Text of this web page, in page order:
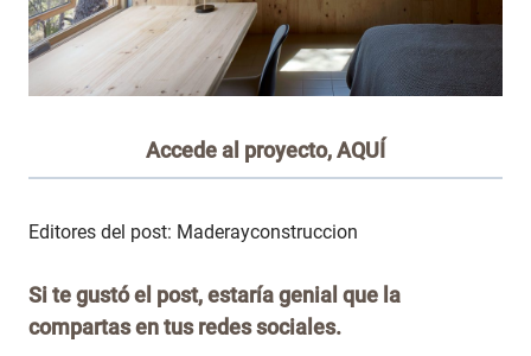
Accede al proyecto,AQUÍ
Editores del post: Maderayconstruccion
Si te gustó el post, estaría genial que la
compartas en tus redes sociales.